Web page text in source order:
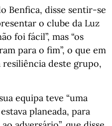
Benfica, disse sentir-se
o clube da Luz
foi fácil”, mas “os
para o fim”, o que em
resiliência deste grupo,
equipa teve “uma
planeada, para